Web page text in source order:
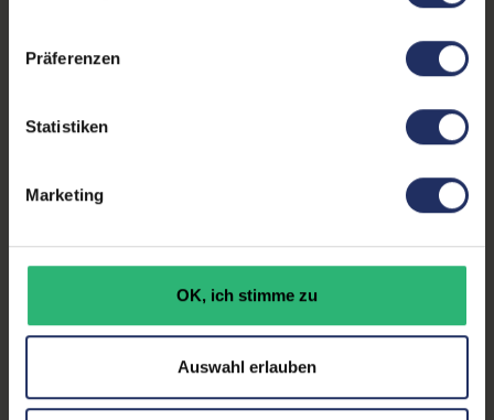
Präferenzen
Statistiken
Marketing
OK, ich stimme zu
Auswahl erlauben
Aufkleber befindet sich auf dem Gehäuse oder die
Windows11 64Bit vorinstalliert inklusive
Wiederherstellungsmöglichkeit auf Auslieferzustand
Downloads
ESET Security vorinstalliert und 1 Jahr gratis inklusive!
Mehr Informationen hier.